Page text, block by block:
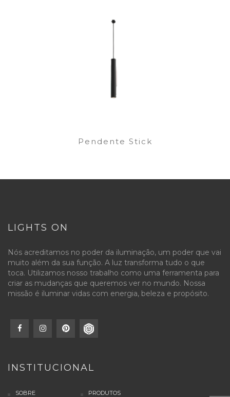
Pendente Stick
LIGHTS ON
Nós acreditamos no poder da iluminação, um poder que vai
muito além da sua função. A luz transforma tudo o que
toca. Utilizamos nosso trabalho como uma ferramenta para
criar as mudanças que queremos ver no mundo. Nossa
missão é iluminar vidas com energia, beleza e propósito.
INSTITUCIONAL
SOBRE PRODUTOS